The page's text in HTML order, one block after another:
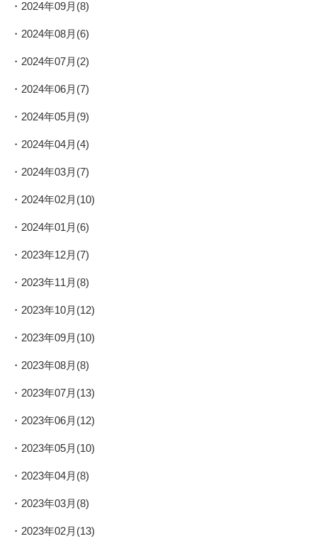
2024年09月(8)
2024年08月(6)
2024年07月(2)
2024年06月(7)
2024年05月(9)
2024年04月(4)
2024年03月(7)
2024年02月(10)
2024年01月(6)
2023年12月(7)
2023年11月(8)
2023年10月(12)
2023年09月(10)
2023年08月(8)
2023年07月(13)
2023年06月(12)
2023年05月(10)
2023年04月(8)
2023年03月(8)
2023年02月(13)